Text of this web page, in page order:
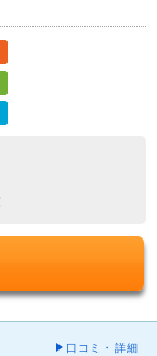
口コミ・詳細